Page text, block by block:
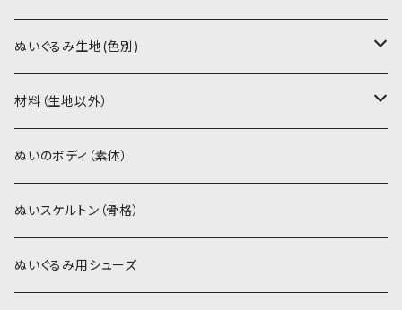
PDFデータ（ダウンロード）
ソフトボア（短毛）
ソフトボア（5mm）
ぬいトリコット
スキンカラー生地
カーリーベルボア
ぬいぐるみ生地(色別)
ソフトボア
スキンカラー系
白系
ぬいトリコット
スキンカラー系
白系
材料（生地以外）
アイロン接着シート
ステッチカラー
ミニワッペン
ぬいのボディ（素体）
ぬいスケルトン（骨格）
ぬいぐるみ用シューズ